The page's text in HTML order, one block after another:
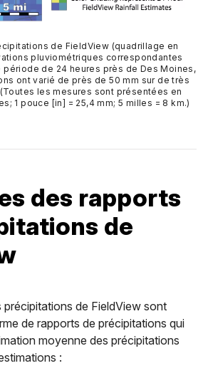
de FieldView (quadrillage en
pluviométriques correspondantes
période de 24 heures près de Des Moines,
ont varié de près de 50 mm sur de très
les mesures sont présentées en
1 pouce [in] = 25,4 mm; 5 milles = 8 km.)
des rapports
de
précipitations de FieldView sont
de rapports de précipitations qui
moyenne des précipitations
: